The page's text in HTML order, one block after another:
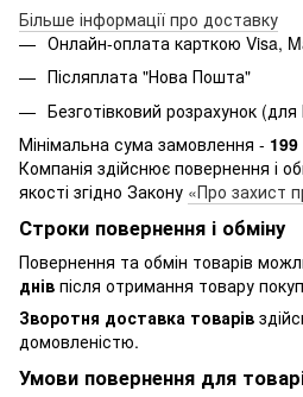
Більше інформації про доставку
Онлайн-оплата карткою Visa,
Післяплата "Нова Пошта"
Безготівковий розрахунок
Мінімальна сума замовлення - 199
Компанія здійснює повернення і
якості згідно Закону «Про захист
Строки повернення і обміну
Повернення та обмін товарів
днів після отримання товару
Зворотня доставка товарів
домовленістю.
Умови повернення для